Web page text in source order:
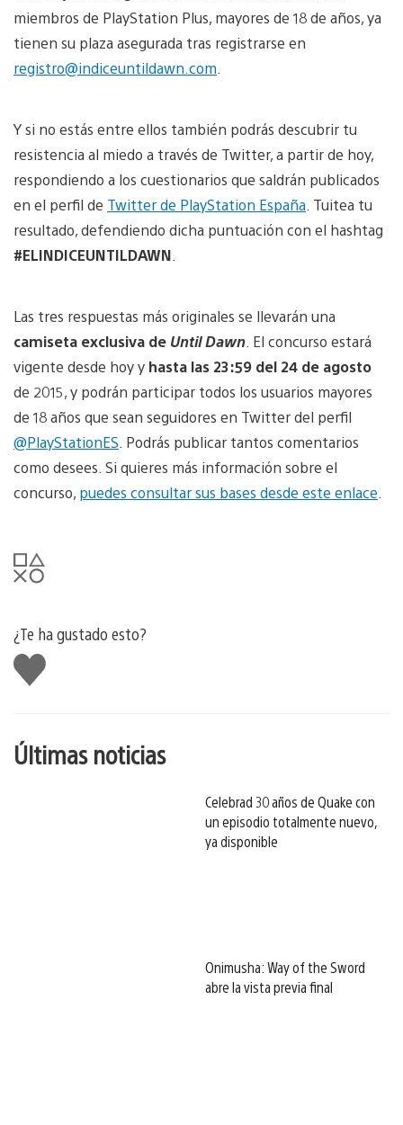
miembros de PlayStation Plus, mayores de 18 de años, ya
tienen su plaza asegurada tras registrarse en
registro@indiceuntildawn.com
Y si no estás entre ellos también podrás descubrir tu
resistencia al miedo a través de Twitter, a partir de hoy,
respondiendo a los cuestionarios que saldrán publicados
en el perfil de Twitter de PlayStation España . Tuitea tu
resultado, defendiendo dicha puntuación con el hashtag
#ELINDICEUNTILDAWN
Las tres respuestas más originales se llevarán una
camiseta exclusiva de Until Dawn . El concurso estará
vigente desde hoy y hasta las 23:59 del 24 de agosto
de 2015, y podrán participar todos los usuarios mayores
de 18 años que sean seguidores en Twitter del perfil
@PlayStationES . Podrás publicar tantos comentarios
como desees. Si quieres más información sobre el
concurso, puedes consultar sus bases desde este enlace
¿Te ha gustado esto?
Me
gusta
Últimas noticias
Celebrad 30 años de Quake con
un episodio totalmente nuevo,
ya disponible
Onimusha: Way of the Sword
abre la vista previa final